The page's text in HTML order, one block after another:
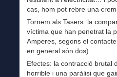
cas, hom pot rebre una
Tornem als Tasers: la
víctima que han penetrat la
Amperes, segons el
en general són dos)
Efectes: la contracció brutal
horrible i una paràlisi que